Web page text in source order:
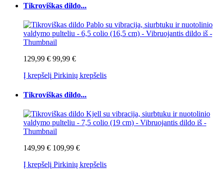
Tikroviškas dildo...
129,99 € 99,99 €
Į krepšelį Pirkinių krepšelis
Tikroviškas dildo...
149,99 € 109,99 €
Į krepšelį Pirkinių krepšelis